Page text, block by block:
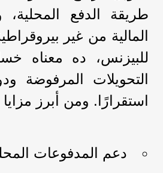
طريقة الدفع المحلية،
المالية من غير
للبيزنس، ده معناه
التحويلات المرفوضة
استقرارًا. ومن أبرز مزايا Paykassma:
دعم المدفوعات